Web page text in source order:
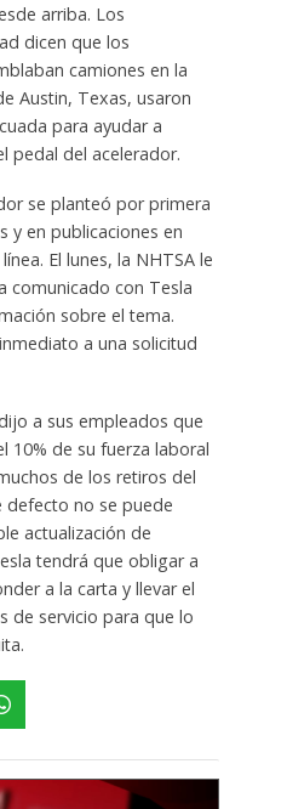
arriba. Los
dicen que los
camiones en la
Austin, Texas, usaron
para ayudar a
pedal del acelerador.
se planteó por primera
y en publicaciones en
El lunes, la NHTSA le
comunicado con Tesla
sobre el tema.
a una solicitud
a sus empleados que
10% de su fuerza laboral
de los retiros del
defecto no se puede
actualización de
tendrá que obligar a
a la carta y llevar el
de servicio para que lo